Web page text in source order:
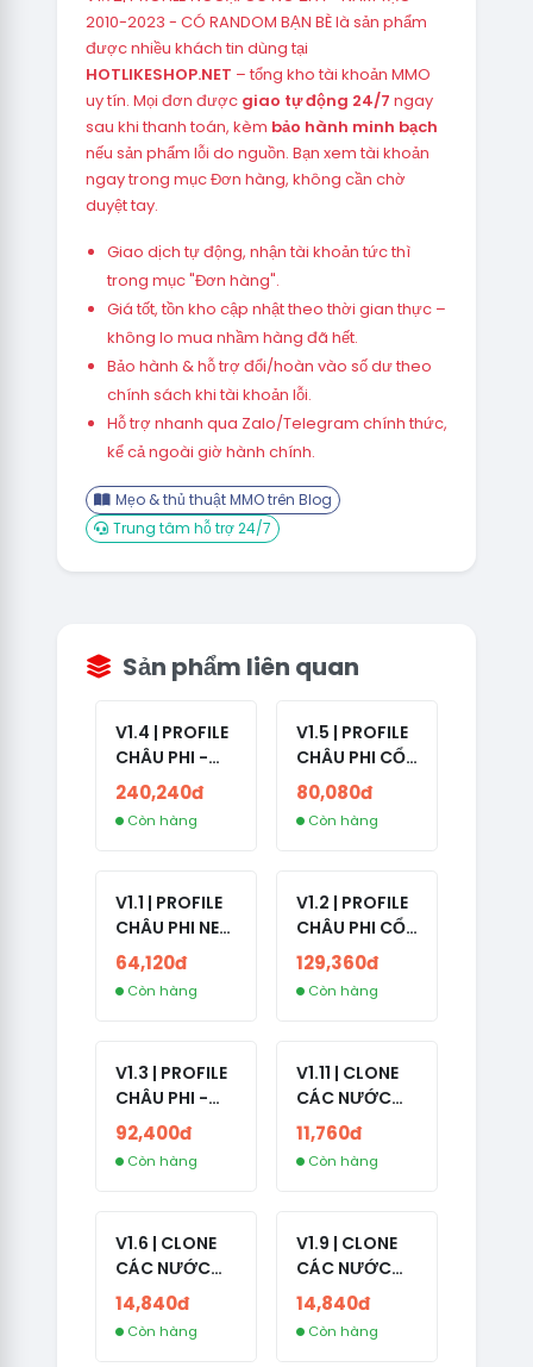
2010-2023 - CÓ RANDOM BẠN BÈ là sản phẩm
được nhiều khách tin dùng tại
HOTLIKESHOP.NET – tổng kho tài khoản MMO
uy tín. Mọi đơn được giao tự động 24/7 ngay
sau khi thanh toán, kèm bảo hành minh bạch
nếu sản phẩm lỗi do nguồn. Bạn xem tài khoản
ngay trong mục Đơn hàng, không cần chờ
duyệt tay.
Giao dịch tự động, nhận tài khoản tức thì
trong mục "Đơn hàng".
Giá tốt, tồn kho cập nhật theo thời gian thực –
không lo mua nhầm hàng đã hết.
Bảo hành & hỗ trợ đổi/hoàn vào số dư theo
chính sách khi tài khoản lỗi.
Hỗ trợ nhanh qua Zalo/Telegram chính thức,
kể cả ngoài giờ hành chính.
Mẹo & thủ thuật MMO trên Blog
Trung tâm hỗ trợ 24/7
Sản phẩm liên quan
V1.4 | PROFILE
CHÂU PHI -
ETHIOPIA CỔ -
NO 2FA -
RANDOM BẠN
240,240đ
Còn hàng
V1.5 | PROFILE
CHÂU PHI CỔ
- NO 2FA -
LẪN 2024 -
LIVE ADS
80,080đ
Còn hàng
V1.1 | PROFILE
CHÂU PHI NEW
- NO 2FA - ĐA
SỐ BẠN BÈ
CAO
64,120đ
Còn hàng
V1.2 | PROFILE
CHÂU PHI CỔ
- NO 2FA -
LIVE ADS -
NĂM TẠO
129,360đ
Còn hàng
V1.3 | PROFILE
CHÂU PHI -
NO 2FA - LIVE
ADS
92,400đ
Còn hàng
V1.11 | CLONE
CÁC NƯỚC
CÓ 2FA -
INDIA - HÀNG
1 HOTMAIL
11,760đ
Còn hàng
V1.6 | CLONE
CÁC NƯỚC
CÓ 2FA -
GERMANY -
TKQC TẠO
14,840đ
Còn hàng
V1.9 | CLONE
CÁC NƯỚC
CÓ 2FA -
THAILAND -
VER MAIL
14,840đ
Còn hàng